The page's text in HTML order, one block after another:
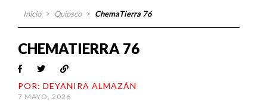
Inicio > Quiosco > ChemaTierra 76
CHEMATIERRA 76
POR: DEYANIRA ALMAZÁN
7 MAYO, 2026